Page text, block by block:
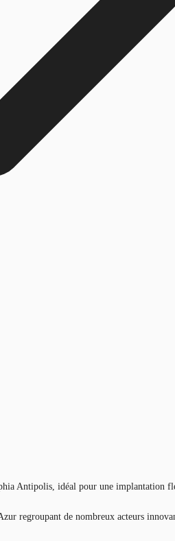
Antipolis, idéal pour une implantation
regroupant de nombreux acteurs